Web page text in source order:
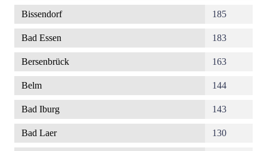
Bissendorf 185
Bad Essen 183
Bersenbrück 163
Belm 144
Bad Iburg 143
Bad Laer 130